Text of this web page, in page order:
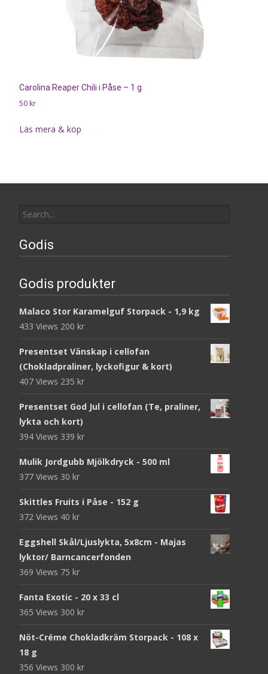
Carolina Reaper Chili i Påse – 1 g
50 kr
Läs mera & köp
for:
Godis
Godis produkter
Malaco Stor Karamelguf Storpack - 1,9 kg
433 Views 200 kr
Presentset Vänskap i cellofan
(Chokladpraliner, lyckofigur & kort)
407 Views 235 kr
Presentset God Jul i cellofan (Te, praliner,
lykta och kort)
394 Views 339 kr
Mulik Jordgubb Mjölkdryck - 500 ml
377 Views 30 kr
Skittles Fruits i Påse - 152 g
372 Views 40 kr
Eggshell Skål/Ljuslykta, 5x8cm - Majas
lyktor/ Barncancerfonden
369 Views 75 kr
Fanta Exotic - 20 x 33 cl
365 Views 300 kr
Nöt-Créme Chokladkräm Storpack - 108 x
18 g
356 Views 300 kr